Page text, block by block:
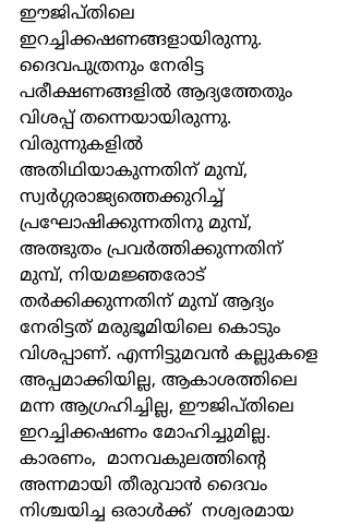
ഈജിപ്തിലെ
ഇറച്ചിക്കഷണങ്ങളായിരുന്നു.
ദൈവപുത്രനും നേരിട്ട
പരീക്ഷണങ്ങളില്‍ ആദ്യത്തേതും
വിശപ്പ് തന്നെയായിരുന്നു.
വിരുന്നുകളില്‍
അതിഥിയാകുന്നതിന് മുമ്പ്,
സ്വര്‍ഗ്ഗരാജ്യത്തെക്കുറിച്ച്
പ്രഘോഷിക്കുന്നതിനു മുമ്പ്,
അത്ഭുതം പ്രവര്‍ത്തിക്കുന്നതിന്
മുമ്പ്, നിയമജ്ഞരോട്
തര്‍ക്കിക്കുന്നതിന് മുമ്പ് ആദ്യം
നേരിട്ടത് മരുഭൂമിയിലെ കൊടും
വിശപ്പാണ്. എന്നിട്ടുമവന്‍ കല്ലുകളെ
അപ്പമാക്കിയില്ല, ആകാശത്തിലെ
മന്ന ആഗ്രഹിച്ചില്ല, ഈജിപ്തിലെ
ഇറച്ചിക്കഷണം മോഹിച്ചുമില്ല.
കാരണം,  മാനവകുലത്തിന്‍റെ
അന്നമായി തീരുവാന്‍ ദൈവം
നിശ്ചയിച്ച ഒരാള്‍ക്ക്  നശ്വരമായ